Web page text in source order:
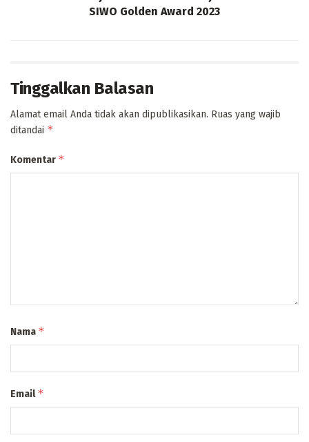
SIWO Golden Award 2023
Tinggalkan Balasan
Alamat email Anda tidak akan dipublikasikan. Ruas yang wajib
ditandai *
Komentar *
Nama *
Email*